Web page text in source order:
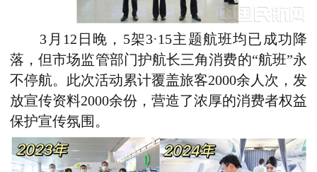
3月12日晚，5架3·15主题航班均已成功降
落，但市场监管部门护航长三角消费的“航班”永
不停航。此次活动累计覆盖旅客2000余人次，发
放宣传资料2000余份，营造了浓厚的消费者权益
保护宣传氛围。